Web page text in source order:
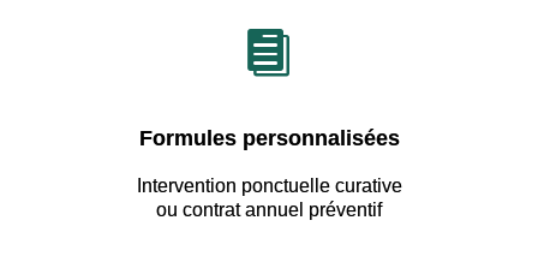

Formules personnalisées
Intervention ponctuelle curative
ou contrat annuel préventif